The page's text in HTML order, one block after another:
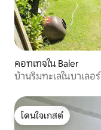
คอทเทจใน Baler
บ้านริมทะเลในบาเลอร์
โดนใจเกสต์
โดนใจเกสต์